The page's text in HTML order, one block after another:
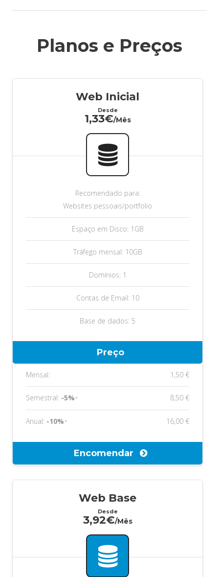
Planos e Preços
Web Inicial
Desde
1,33€/Mês
Recomendado para:
Websites pessoais/portfolio
Espaço em Disco: 1GB
Tráfego mensal: 10GB
Domínios: 1
Contas de Email: 10
Base de dados: 5
Preço
Mensal: 1,50 €
Semestral: -5%* 8,50 €
Anual: -10%* 16,00 €
Encomendar
Web Base
Desde
3,92€/Mês